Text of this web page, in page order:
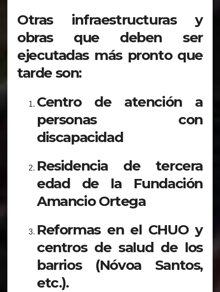
Otras infraestructuras y
obras que deben ser
ejecutadas más pronto que
tarde son:
Centro de atención a
personas con
discapacidad
Residencia de tercera
edad de la Fundación
Amancio Ortega
Reformas en el CHUO y
centros de salud de los
barrios (Nóvoa Santos,
etc.).